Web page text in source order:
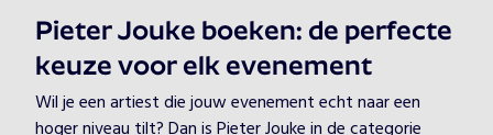
Pieter Jouke boeken: de perfecte
keuze voor elk evenement
Wil je een artiest die jouw evenement echt naar een